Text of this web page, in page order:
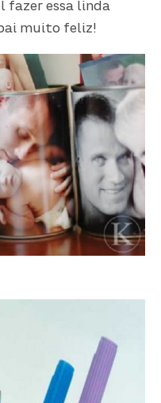
fazer essa linda
muito feliz!